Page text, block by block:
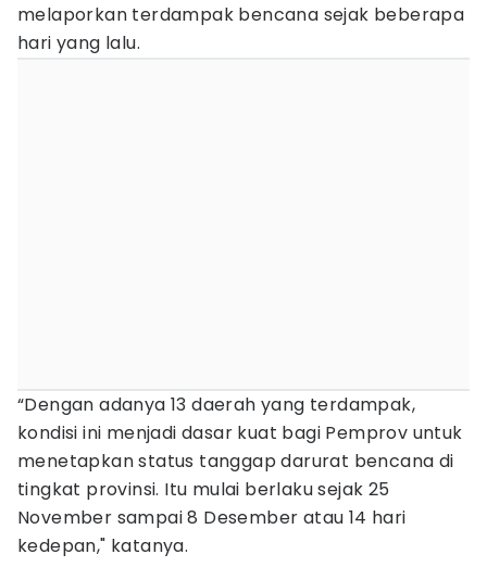
melaporkan terdampak bencana sejak beberapa
hari yang lalu.
“Dengan adanya 13 daerah yang terdampak,
kondisi ini menjadi dasar kuat bagi Pemprov untuk
menetapkan status tanggap darurat bencana di
tingkat provinsi. Itu mulai berlaku sejak 25
November sampai 8 Desember atau 14 hari
kedepan," katanya.